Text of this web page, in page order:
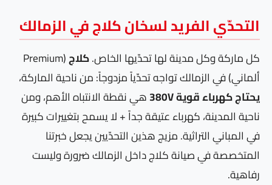
التحدّي الفريد لسخان كلاج في الزمالك
كل ماركة وكل مدينة لها تحدّيها الخاص.كلاج (Premium
ألماني) في الزمالك تواجه تحدّياً مزدوجاً: من ناحية الماركة،
يحتاج كهرباء قوية 380V
هي نقطة الانتباه الأهم، ومن
ناحية المدينة، كهرباء عتيقة جداً + لا يسمح بتغييرات كبيرة
في المباني التراثية. مزيج هذين التحدّيين يجعل خبرتنا
المتخصصة في صيانة كلاج داخل الزمالك ضرورة وليست
رفاهية.